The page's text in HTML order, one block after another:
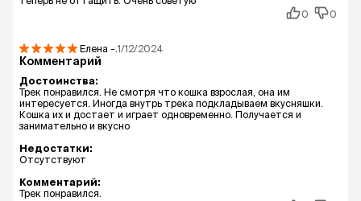
0
0
Елена -.1/12/2024
Комментарий
Достоинства:
Трек понравился. Не смотря что кошка взрослая, она им
интересуется. Иногда внутрь трека подкладываем вкусняшки.
Кошка их и достает и играет одновременно. Получается и
занимательно и вкусно
Недостатки:
Отсутствуют
Комментарий:
Трек понравился.